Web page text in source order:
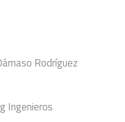
Rodríguez
Ingenieros